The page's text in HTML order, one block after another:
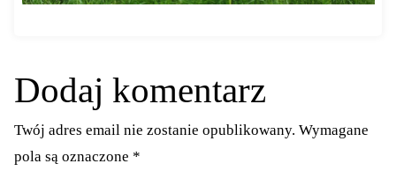
Dodaj komentarz
Twój adres email nie zostanie opublikowany. Wymagane
pola są oznaczone *